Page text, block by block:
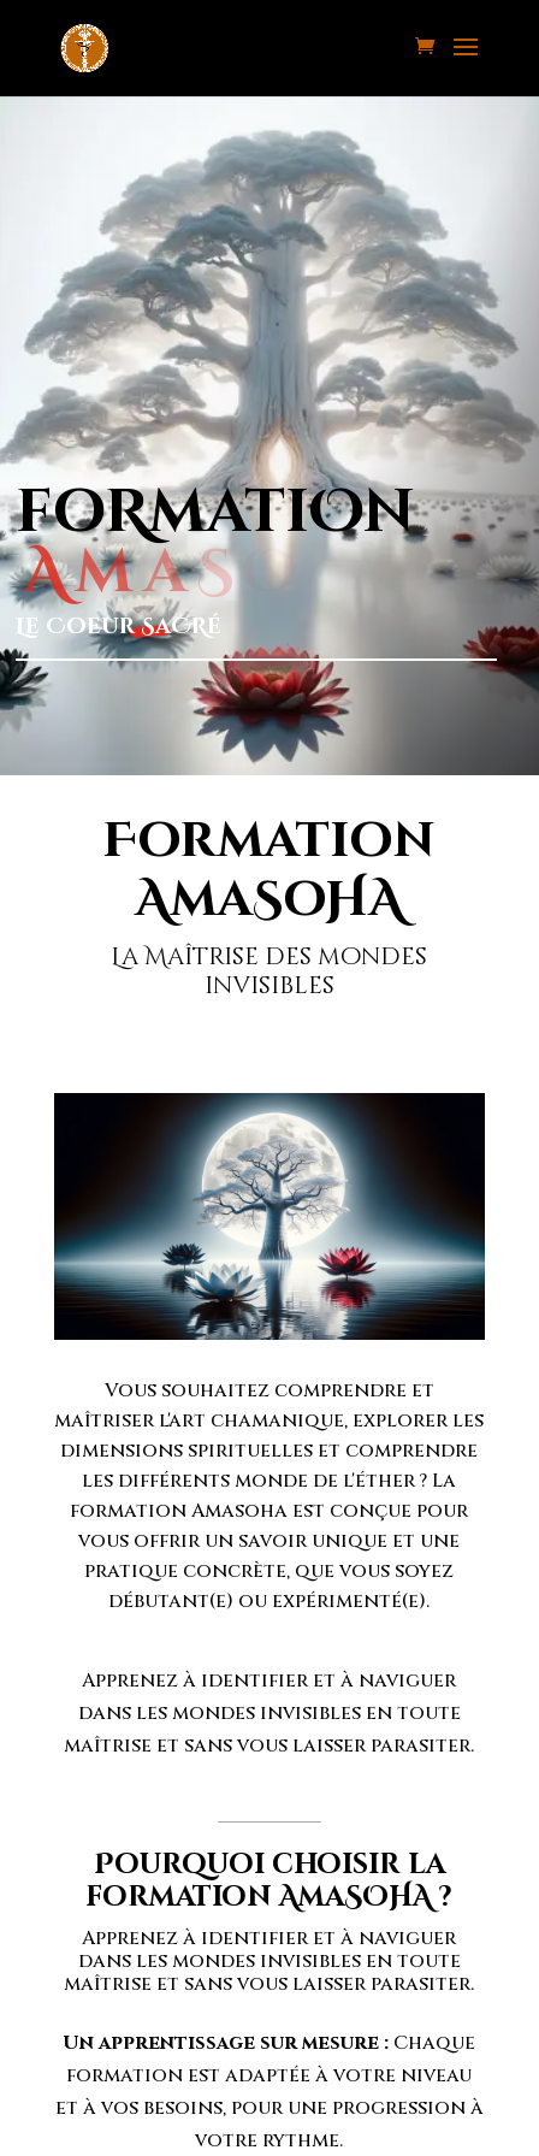
foRmatiOn
AmaSOHA
Le Coeur SaCRé
Formation
AmaSoHA
La Maîtrise des mondes
invisibles
Vous souhaitez comprendre et
maîtriser l'art chamanique, explorer les
dimensions spirituelles et comprendre
les différents monde de l'éther ? La
formation Amasoha est conçue pour
vous offrir un savoir unique et une
pratique concrète, que vous soyez
débutant(e) ou expérimenté(e).
Apprenez à identifier et à naviguer
dans les mondes invisibles en toute
maîtrise et sans vous laisser parasiter.
Pourquoi choisir la
formation AmaSOHA ?
Apprenez à identifier et à naviguer
dans les mondes invisibles en toute
maîtrise et sans vous laisser parasiter.
Un apprentissage sur mesure : Chaque
formation est adaptée à votre niveau
et à vos besoins, pour une progression à
votre rythme.